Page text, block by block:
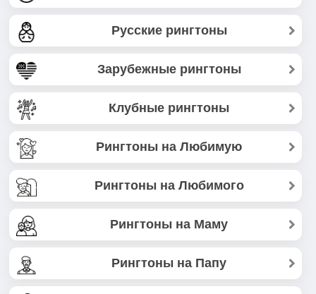
Русские рингтоны
Зарубежные рингтоны
Клубные рингтоны
Рингтоны на Любимую
Рингтоны на Любимого
Рингтоны на Маму
Рингтоны на Папу